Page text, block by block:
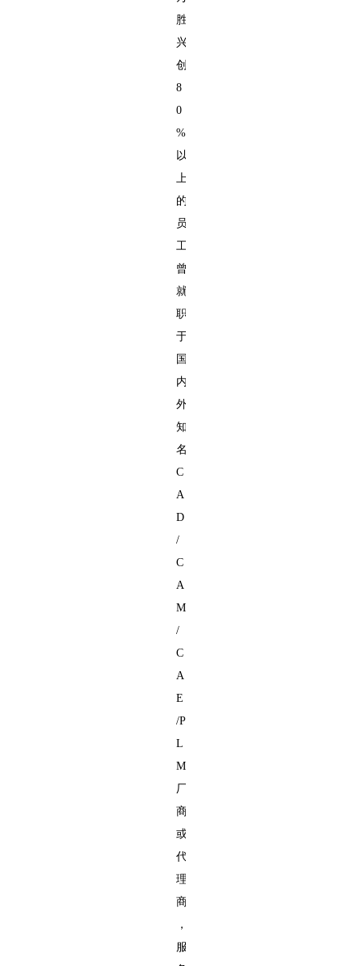
胜
兴
创
8
0
%
以
上
的
员
工
曾
就
职
于
国
内
外
知
名
C
A
D
/
C
A
M
/
C
A
E
/P
L
M
厂
商
或
代
理
商
，
服